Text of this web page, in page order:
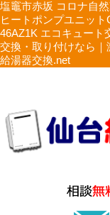
塩竈市赤坂 コロナ自
ヒートポンプユニッ
46AZ1K エコキュート
交換・取り付けなら
給湯器交換.net